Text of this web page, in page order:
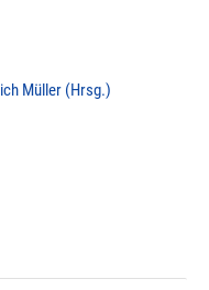
Müller (Hrsg.)